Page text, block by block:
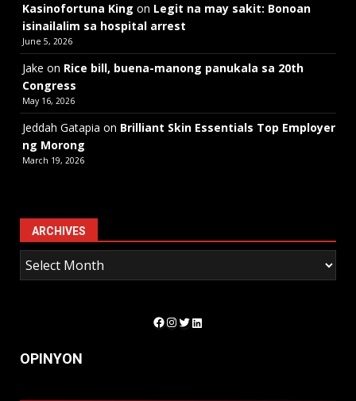
Kasinofortuna King on Legit na may sakit: Bonoan
isinailalim sa hospital arrest
June 5, 2026
Jake on Rice bill, buena-manong panukala sa 20th
Congress
May 16, 2026
Jeddah Gatapia on Brilliant Skin Essentials Top Employer
ng Morong
March 19, 2026
ARCHIVES
Facebook
Instagram
Twitter
LinkedIn
OPINYON